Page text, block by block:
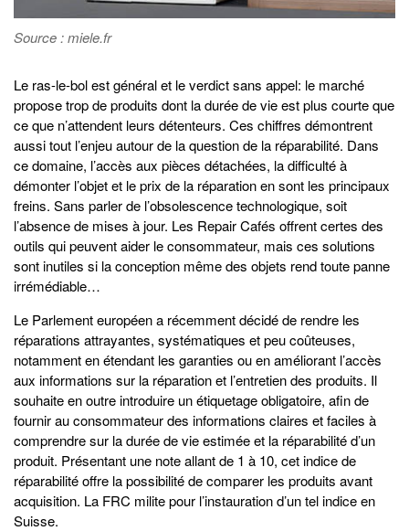
Source : miele.fr
Le ras-le-bol est général et le verdict sans appel: le marché
propose trop de produits dont la durée de vie est plus courte que
ce que n’attendent leurs détenteurs. Ces chiffres démontrent
aussi tout l’enjeu autour de la question de la réparabilité. Dans
ce domaine, l’accès aux pièces détachées, la difficulté à
démonter l’objet et le prix de la réparation en sont les principaux
freins. Sans parler de l’obsolescence technologique, soit
l’absence de mises à jour. Les Repair Cafés offrent certes des
outils qui peuvent aider le consommateur, mais ces solutions
sont inutiles si la conception même des objets rend toute panne
irrémédiable…
Le Parlement européen a récemment décidé de rendre les
réparations attrayantes, systématiques et peu coûteuses,
notamment en étendant les garanties ou en améliorant l’accès
aux informations sur la réparation et l’entretien des produits. Il
souhaite en outre introduire un étiquetage obligatoire, afin de
fournir au consommateur des informations claires et faciles à
comprendre sur la durée de vie estimée et la réparabilité d’un
produit. Présentant une note allant de 1 à 10, cet indice de
réparabilité offre la possibilité de comparer les produits avant
acquisition. La FRC milite pour l’instauration d’un tel indice en
Suisse.